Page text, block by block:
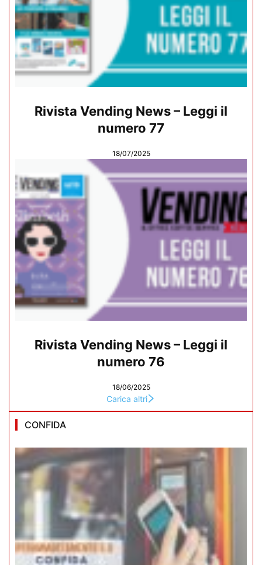
Rivista Vending News – Leggi il
numero 77
18/07/2025
Rivista Vending News – Leggi il
numero 76
18/06/2025
Carica altri
CONFIDA